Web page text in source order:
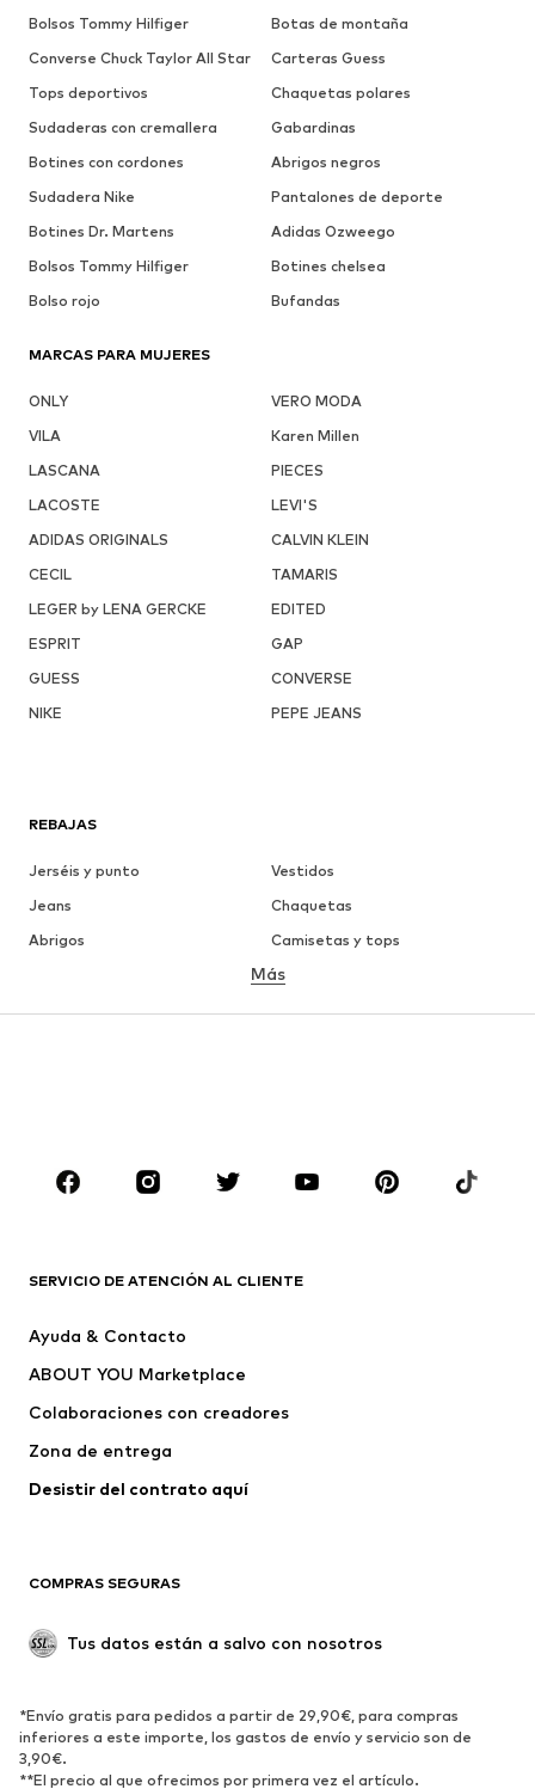
Bolsos Tommy Hilfiger
Botas de montaña
Converse Chuck Taylor All Star
Carteras Guess
Tops deportivos
Chaquetas polares
Sudaderas con cremallera
Gabardinas
Botines con cordones
Abrigos negros
Sudadera Nike
Pantalones de deporte
Botines Dr. Martens
Adidas Ozweego
Bolsos Tommy Hilfiger
Botines chelsea
Bolso rojo
Bufandas
MARCAS PARA MUJERES
ONLY
VERO MODA
VILA
Karen Millen
LASCANA
PIECES
LACOSTE
LEVI'S
ADIDAS ORIGINALS
CALVIN KLEIN
CECIL
TAMARIS
LEGER by LENA GERCKE
EDITED
ESPRIT
GAP
GUESS
CONVERSE
NIKE
PEPE JEANS
REBAJAS
Jerséis y punto
Vestidos
Jeans
Chaquetas
Abrigos
Camisetas y tops
Ropa interior
Faldas
Blusas y camisas
Zapatos
Deporte
Vestidos
Camisetas y tops
Chaquetas
Jerséis y punto
Ropa interior
Abrigos
Tallas grandes
Reciclado
ZAPATOS
Nuevo
Más
SERVICIO DE ATENCIÓN AL CLIENTE
Ayuda & Contacto
ABOUT YOU Marketplace
Colaboraciones con creadores
Zona de entrega
Desistir del contrato aquí
COMPRAS SEGURAS
Tus datos están a salvo con nosotros
*Envío gratis para pedidos a partir de 29,90€, para compras
inferiores a este importe, los gastos de envío y servicio son de
3,90€.
**El precio al que ofrecimos por primera vez el artículo.